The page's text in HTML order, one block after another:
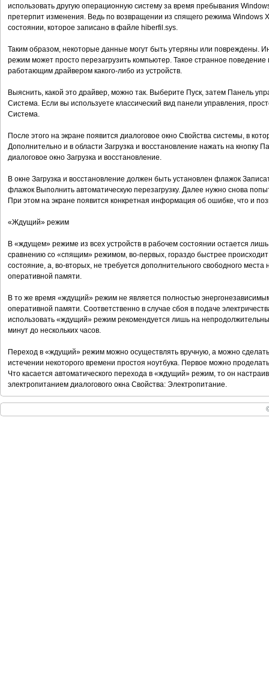
использовать другую операционную систему за время пребывания
претерпит изменения. Ведь по возвращении из спящего режима Windows
состоянии, которое записано в файле hiberfil.sys.
Таким образом, некоторые данные могут быть утеряны или повреждены.
режим может просто перезагрузить компьютер. Такое странное
работающим драйвером какого-либо из устройств.
Выяснить, какой это драйвер, можно так. Выберите Пуск, затем Панель
Система. Если вы используете классический вид панели управления,
Система.
После этого на экране появится диалоговое окно Свойства системы, в
Дополнительно и в области Загрузка и восстановление нажать на кнопку
диалоговое окно Загрузка и восстановление.
В окне Загрузка и восстановление должен быть установлен флажок
флажок Выполнить автоматическую перезагрузку. Далее нужно снова
При этом на экране появится конкретная информация об ошибке, что и
«Ждущий» режим
В «ждущем» режиме из всех устройств в рабочем состоянии остается
сравнению со «спящим» режимом, во-первых, гораздо быстрее
состояние, а, во-вторых, не требуется дополнительного свободного
оперативной памяти.
В то же время «ждущий» режим не является полностью
оперативной памяти. Соответственно в случае сбоя в подаче
использовать «ждущий» режим рекомендуется лишь на
минут до нескольких часов.
Переход в «ждущий» режим можно осуществлять вручную, а можно
истечении некоторого времени простоя ноутбука. Первое можно
Что касается автоматического перехода в «ждущий» режим, то он
электропитанием диалогового окна Свойства: Электропитание.